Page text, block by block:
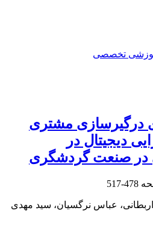
تخصصی
درگیرسازی مشتری
دیجیتال در
در صنعت گردشگری
478-517
عباس نرگسیان، سید مهدی